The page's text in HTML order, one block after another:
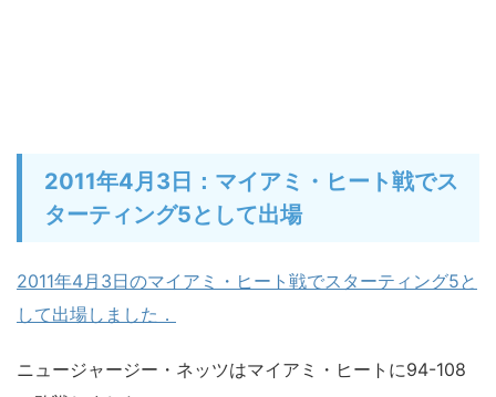
2011年4月3日：マイアミ・ヒート戦でス
ターティング5として出場
2011年4月3日のマイアミ・ヒート戦でスターティング5と
して出場しました．
ニュージャージー・ネッツはマイアミ・ヒートに94-108